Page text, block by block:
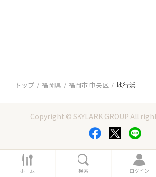
トップ 福岡県 福岡市 中央区 地行浜
Copyright © SKYLARK GROUP All
ホ
ー
ホーム 索
検索
ロ
グ
ログイン